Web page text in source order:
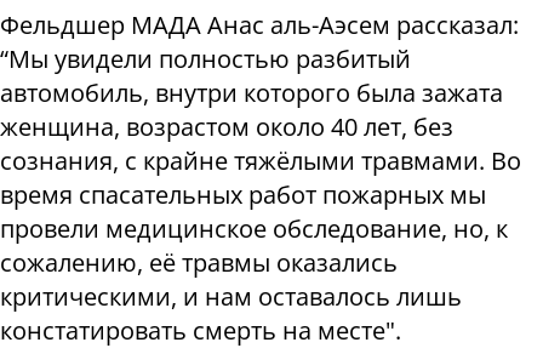
Фельдшер МАДА Анас аль-Аэсем рассказал:
“Мы увидели полностью разбитый
автомобиль, внутри которого была зажата
женщина, возрастом около 40 лет, без
сознания, с крайне тяжёлыми травмами. Во
время спасательных работ пожарных мы
провели медицинское обследование, но, к
сожалению, её травмы оказались
критическими, и нам оставалось лишь
констатировать смерть на месте".